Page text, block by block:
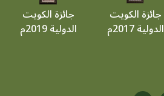
جائزة الكويت
الدولية 2017م
جائزة الكويت
الدولية 2019م